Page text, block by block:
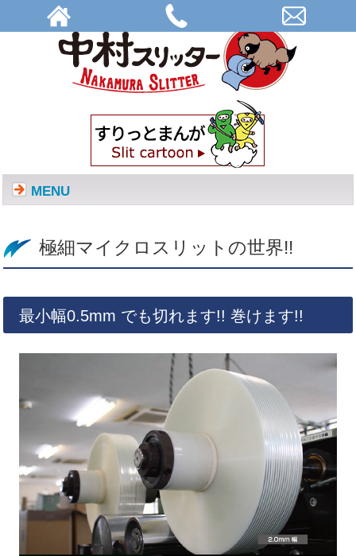
極細マイクロスリットの世界!! | 株式会社中村スリッター
MENU
極細マイクロスリットの世界!!
最小幅0.5mm でも切れます!! 巻けます!!